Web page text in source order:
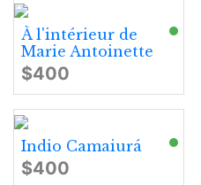
À l'intérieur de
Marie Antoinette
$400
Indio Camaiurá
$400